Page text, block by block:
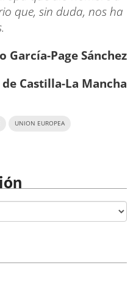
que, sin duda, nos ha
García-Page Sánchez
Castilla-La Mancha
UNION EUROPEA